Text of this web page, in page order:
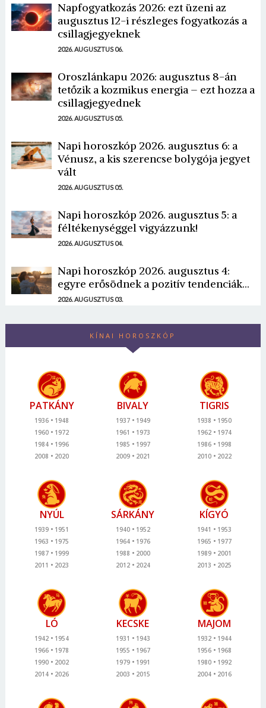
Napfogyatkozás 2026: ezt üzeni az
augusztus 12-i részleges fogyatkozás a
csillagjegyeknek
2026. AUGUSZTUS 06.
Oroszlánkapu 2026: augusztus 8-án
tetőzik a kozmikus energia – ezt hozza a
csillagjegyednek
2026. AUGUSZTUS 05.
Napi horoszkóp 2026. augusztus 6: a
Vénusz, a kis szerencse bolygója jegyet
vált
2026. AUGUSZTUS 05.
Napi horoszkóp 2026. augusztus 5: a
féltékenységgel vigyázzunk!
2026. AUGUSZTUS 04.
Napi horoszkóp 2026. augusztus 4:
egyre erősödnek a pozitív tendenciák...
2026. AUGUSZTUS 03.
KÍNAI HOROSZKÓP
PATKÁNY
1936
1948
1960
1972
1984
1996
2008
2020
BIVALY
1937
1949
1961
1973
1985
1997
2009
2021
TIGRIS
1938
1950
1962
1974
1986
1998
2010
2022
NYÚL
1939
1951
1963
1975
1987
1999
2011
2023
SÁRKÁNY
1940
1952
1964
1976
1988
2000
2012
2024
KÍGYÓ
1941
1953
1965
1977
1989
2001
2013
2025
LÓ
1942
1954
1966
1978
1990
2002
2014
2026
KECSKE
1931
1943
1955
1967
1979
1991
2003
2015
MAJOM
1932
1944
1956
1968
1980
1992
2004
2016